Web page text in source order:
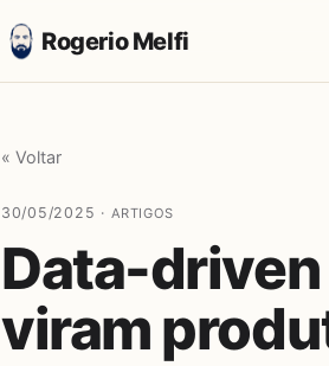
Rogerio Melfi
« Voltar
30/05/2025 · ARTIGOS
Data-
viram